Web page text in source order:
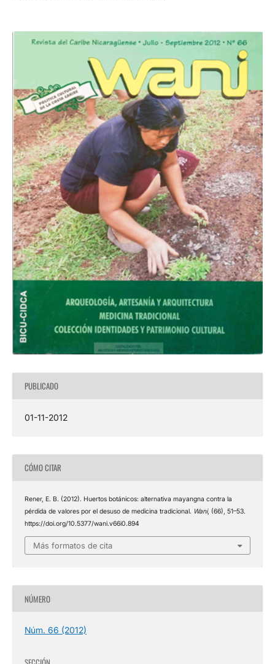
PUBLICADO
01-11-2012
CÓMO CITAR
Rener, E. B. (2012). Huertos botánicos: alternativa mayangna contra la
pérdida de valores por el desuso de medicina tradicional. Wani, (66), 51–53.
https://doi.org/10.5377/wani.v66i0.894
Más formatos de cita
NÚMERO
Núm. 66 (2012)